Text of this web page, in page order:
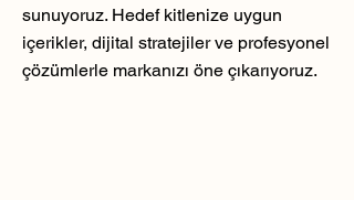
sunuyoruz. Hedef kitlenize uygun
içerikler, dijital stratejiler ve profesyonel
çözümlerle markanızı öne çıkarıyoruz.